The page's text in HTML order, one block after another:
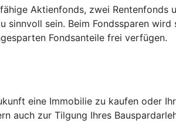
Aktienfonds, zwei
sinnvoll sein. Beim Fondssparen
Fondsanteile frei verfügen.
eine Immobilie zu kaufen oder
auch zur Tilgung Ihres